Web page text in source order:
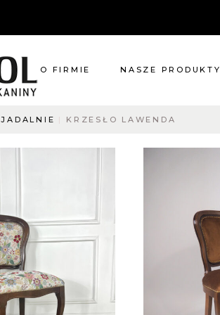
O FIRMIE NASZE PRODUKTY
JADALNIE KRZESŁO LAWENDA